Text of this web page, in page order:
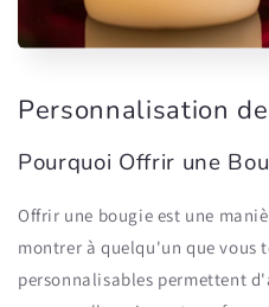
Personnalisation
Pourquoi Offrir une
Offrir une bougie est une
montrer à quelqu'un que vous
personnalisables permettent